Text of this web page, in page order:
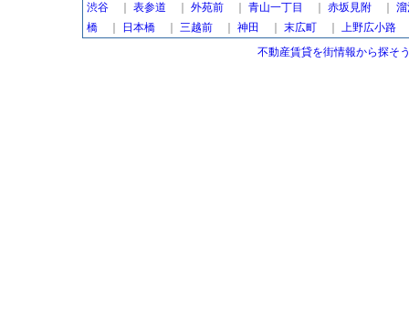
渋谷
表参道 外苑前 青山一丁目 赤坂見附
橋
日本橋 三越前 神田 末広町 上野広小路
不動産賃貸を街情報から探そ